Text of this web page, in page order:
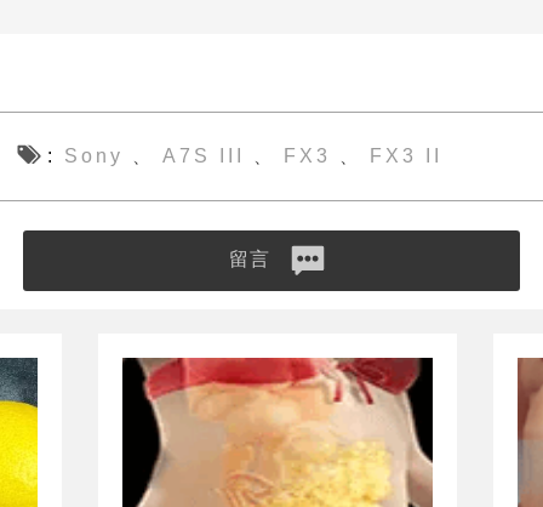
Sony A7S III FX3 FX3 II
留言